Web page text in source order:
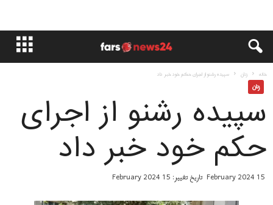
خانه زنان سپیده رشنو از اجرای حکم خود خبر داد
زنان
سپیده رشنو از اجرای
حکم خود خبر داد
15 February 2024 تاریخ تغییر: 15 February 2024